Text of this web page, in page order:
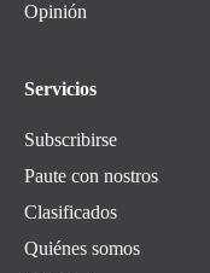
Opinión
Servicios
Subscribirse
Paute con nostros
Clasificados
Quiénes somos